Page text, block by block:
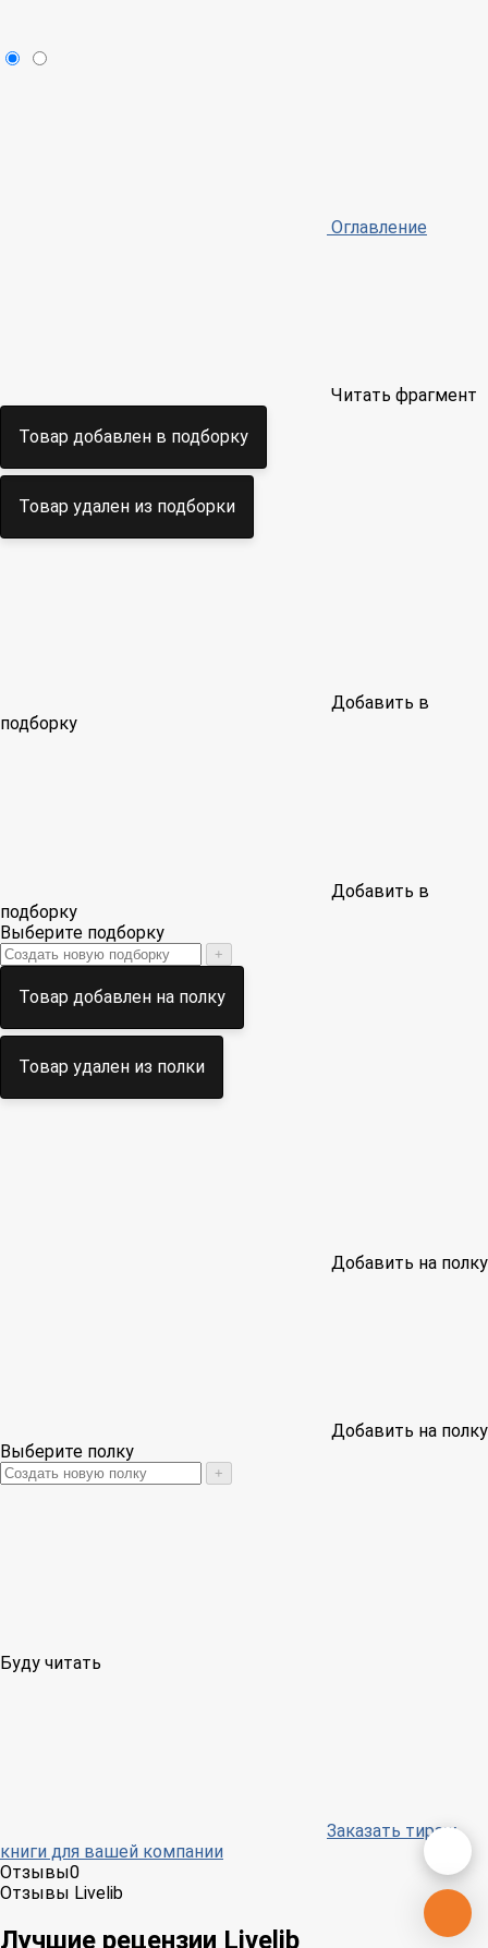
Оглавление
Читать фрагмент
Товар добавлен в подборку
Товар удален из подборки
Добавить в
подборку
Добавить в
подборку
Выберите подборку
+
Товар добавлен на полку
Товар удален из полки
Добавить на полку
Добавить на полку
Выберите полку
+
Буду читать
Заказать тираж
книги для вашей компании
Отзывы0
Отзывы Livelib
Лучшие рецензии Livelib